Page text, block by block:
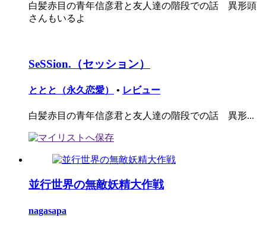
白髪赤目の青年信彦君と友人達の階段での話 異形頭
さんもいるよ
SeSSion.（セッション）
ととと（永久恋愛） • レビュー
白髪赤目の青年信彦君と友人達の階段での話 異形...
並行世界の無敵妖精大作戦
nagasapa